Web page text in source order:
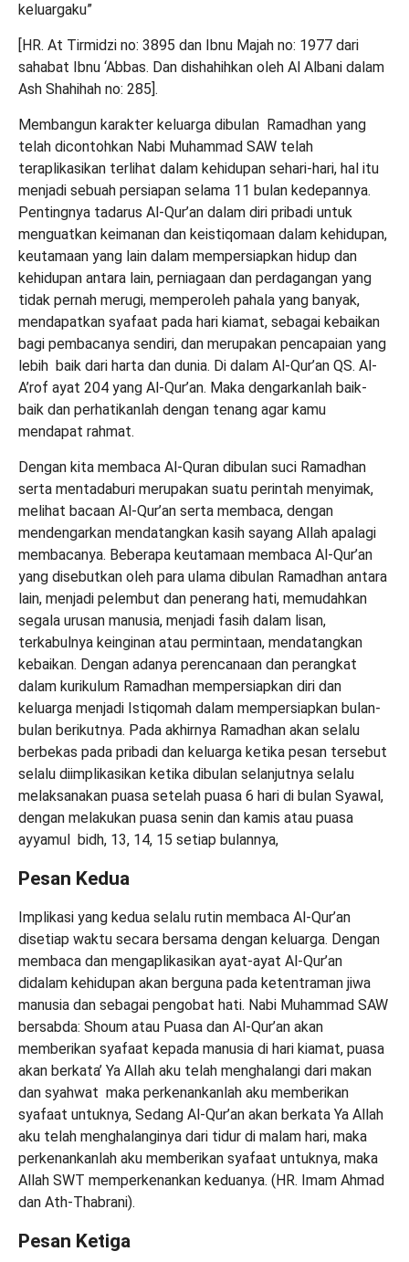
keluargaku”
[HR. At Tirmidzi no: 3895 dan Ibnu Majah no: 1977 dari
sahabat Ibnu ‘Abbas. Dan dishahihkan oleh Al Albani dalam
Ash Shahihah no: 285].
Membangun karakter keluarga dibulan Ramadhan yang
telah dicontohkan Nabi Muhammad SAW telah
teraplikasikan terlihat dalam kehidupan sehari-hari, hal itu
menjadi sebuah persiapan selama 11 bulan kedepannya.
Pentingnya tadarus Al-Qur’an dalam diri pribadi untuk
menguatkan keimanan dan keistiqomaan dalam kehidupan,
keutamaan yang lain dalam mempersiapkan hidup dan
kehidupan antara lain, perniagaan dan perdagangan yang
tidak pernah merugi, memperoleh pahala yang banyak,
mendapatkan syafaat pada hari kiamat, sebagai kebaikan
bagi pembacanya sendiri, dan merupakan pencapaian yang
lebih baik dari harta dan dunia. Di dalam Al-Qur’an QS. Al-
A’rof ayat 204 yang Al-Qur’an. Maka dengarkanlah baik-
baik dan perhatikanlah dengan tenang agar kamu
mendapat rahmat.
Dengan kita membaca Al-Quran dibulan suci Ramadhan
serta mentadaburi merupakan suatu perintah menyimak,
melihat bacaan Al-Qur’an serta membaca, dengan
mendengarkan mendatangkan kasih sayang Allah apalagi
membacanya. Beberapa keutamaan membaca Al-Qur’an
yang disebutkan oleh para ulama dibulan Ramadhan antara
lain, menjadi pelembut dan penerang hati, memudahkan
segala urusan manusia, menjadi fasih dalam lisan,
terkabulnya keinginan atau permintaan, mendatangkan
kebaikan. Dengan adanya perencanaan dan perangkat
dalam kurikulum Ramadhan mempersiapkan diri dan
keluarga menjadi Istiqomah dalam mempersiapkan bulan-
bulan berikutnya. Pada akhirnya Ramadhan akan selalu
berbekas pada pribadi dan keluarga ketika pesan tersebut
selalu diimplikasikan ketika dibulan selanjutnya selalu
melaksanakan puasa setelah puasa 6 hari di bulan Syawal,
dengan melakukan puasa senin dan kamis atau puasa
ayyamul bidh, 13, 14, 15 setiap bulannya,
Pesan Kedua
Implikasi yang kedua selalu rutin membaca Al-Qur’an
disetiap waktu secara bersama dengan keluarga. Dengan
membaca dan mengaplikasikan ayat-ayat Al-Qur’an
didalam kehidupan akan berguna pada ketentraman jiwa
manusia dan sebagai pengobat hati. Nabi Muhammad SAW
bersabda: Shoum atau Puasa dan Al-Qur’an akan
memberikan syafaat kepada manusia di hari kiamat, puasa
akan berkata’ Ya Allah aku telah menghalangi dari makan
dan syahwat maka perkenankanlah aku memberikan
syafaat untuknya, Sedang Al-Qur’an akan berkata Ya Allah
aku telah menghalanginya dari tidur di malam hari, maka
perkenankanlah aku memberikan syafaat untuknya, maka
Allah SWT memperkenankan keduanya. (HR. Imam Ahmad
dan Ath-Thabrani).
Pesan Ketiga